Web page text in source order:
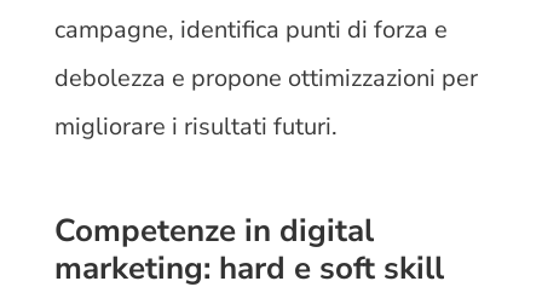
campagne, identifica punti di forza e
debolezza e propone ottimizzazioni per
migliorare i risultati futuri.
Competenze in digital
marketing: hard e soft skill